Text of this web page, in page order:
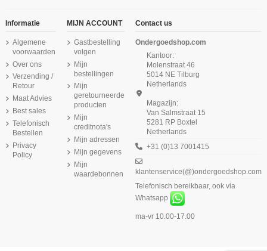
Informatie
Algemene
voorwaarden
Over ons
Verzending /
Retour
Maat Advies
Best sales
Telefonisch
Bestellen
Privacy
Policy
MIJN ACCOUNT
Gastbestelling
volgen
Mijn
bestellingen
Mijn
geretourneerde
producten
Mijn
creditnota's
Mijn adressen
Mijn gegevens
Mijn
waardebonnen
Contact us
Ondergoedshop.com
Kantoor:
Molenstraat 46
5014 NE Tilburg
Netherlands
Magazijn:
Van Salmstraat 15
5281 RP Boxtel
Netherlands
+31 (0)13 7001415
klantenservice(@)ondergoedshop.com
Telefonisch bereikbaar, ook via
Whatsapp
ma-vr 10.00-17.00